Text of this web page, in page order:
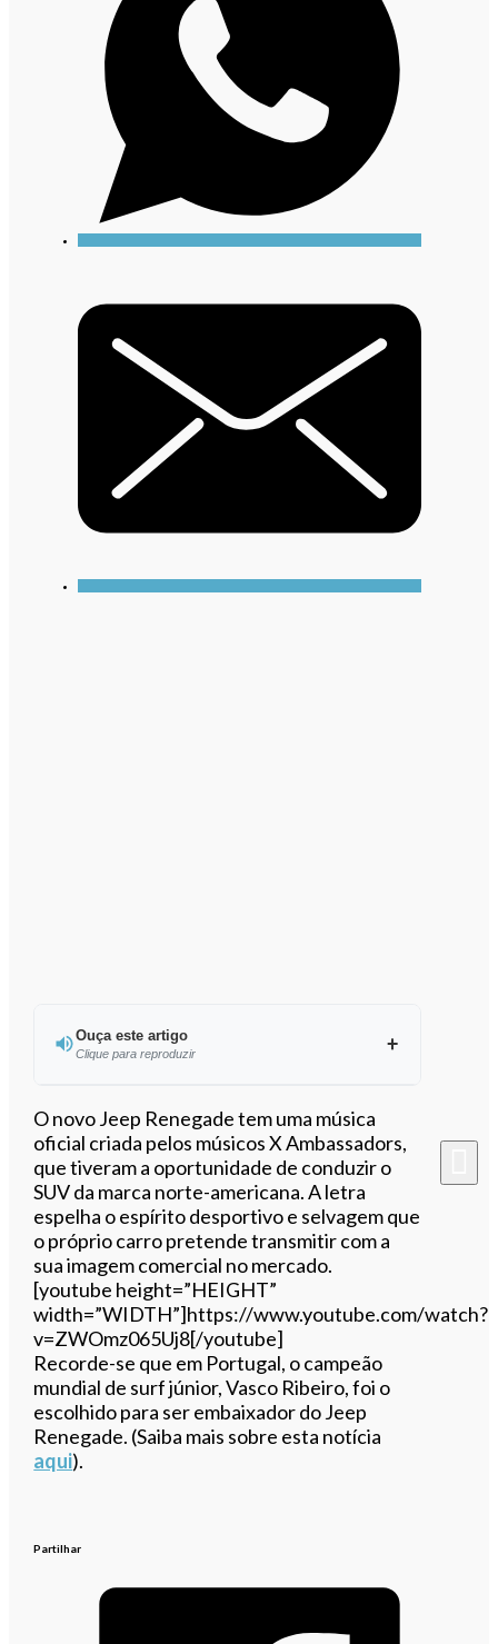
Ouça este artigo
Clique para reproduzir
Ouvir este artigo
O novo Jeep Renegade tem uma música
oficial criada pelos músicos X Ambassadors,
que tiveram a oportunidade de conduzir o
SUV da marca norte-americana. A letra
espelha o espírito desportivo e selvagem que
o próprio carro pretende transmitir com a
sua imagem comercial no mercado.
[youtube height=”HEIGHT”
width=”WIDTH”]https://www.youtube.com/watch?
v=ZWOmz065Uj8[/youtube]
Recorde-se que em Portugal, o campeão
mundial de surf júnior, Vasco Ribeiro, foi o
escolhido para ser embaixador do Jeep
Renegade. (Saiba mais sobre esta notícia
aqui).
Partilhar